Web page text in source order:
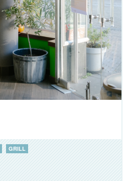
GRILL